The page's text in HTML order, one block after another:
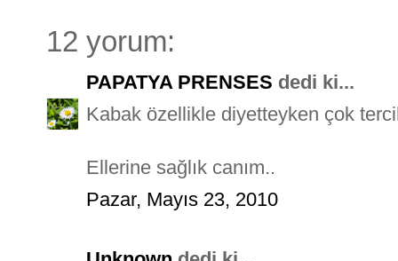
12 yorum:
PAPATYA PRENSES dedi ki...
Kabak özellikle diyetteyken çok
Ellerine sağlık canım..
Pazar, Mayıs 23, 2010